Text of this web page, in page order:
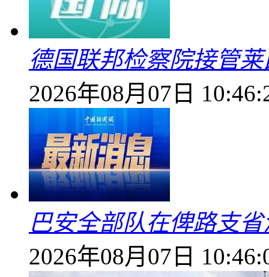
德国联邦检察院接管
2026年08月07日
巴安全部队在俾路支
2026年08月07日